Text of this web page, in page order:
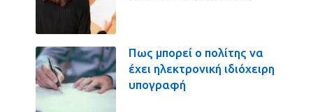
Πως μπορεί ο πολίτης να
έχει ηλεκτρονική ιδιόχειρη
υπογραφή